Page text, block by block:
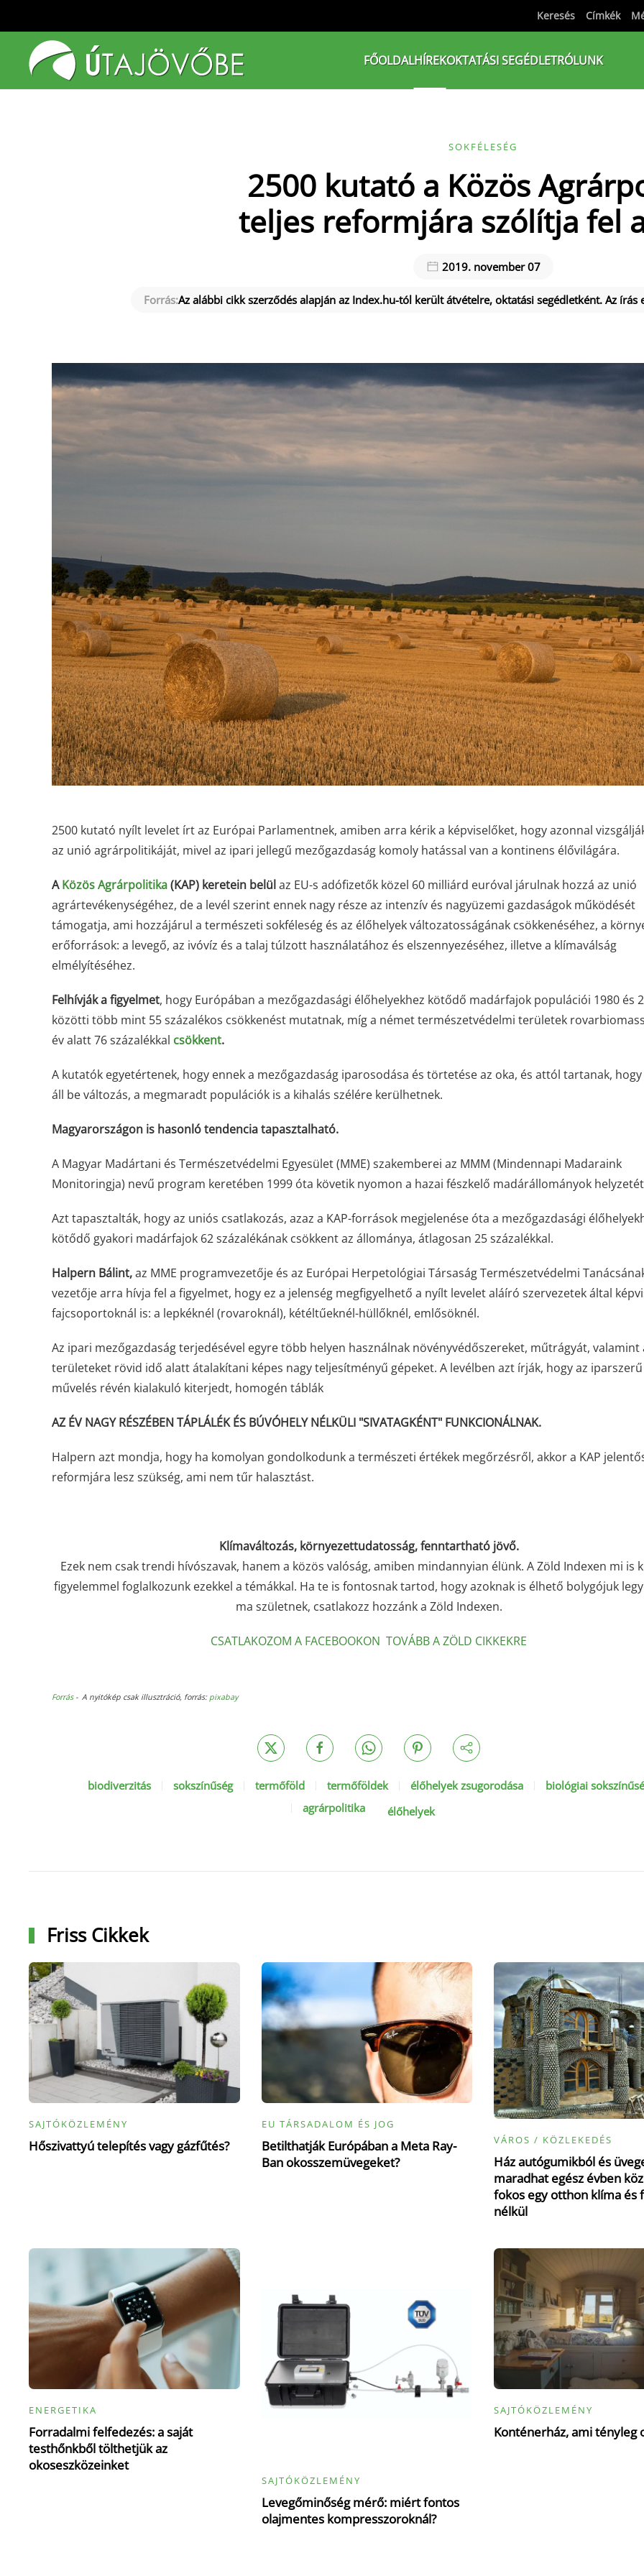
Fő tartalom átugrása
Keresés Címkék
FŐOLDALHÍREKOKTATÁSI SEGÉDLETRÓLUNK
SOKFÉLESÉG
2500 kutató a Közös
teljes reformjára szólítja fel
2019. november 07
Forrás:Az alábbi cikk szerződés alapján az Index.hu-tól került átvételre, oktatási segédletként. Az
2500 kutató nyílt levelet írt az Európai Parlamentnek, amiben arra kérik a képviselőket, hogy azonnal
az unió agrárpolitikáját, mivel az ipari jellegű mezőgazdaság komoly hatással van a kontinens élővilágára.
AKözös Agrárpolitika(KAP) keretein belülaz EU-s adófizetők közel 60 milliárd euróval járulnak hozzá az unió
agrártevékenységéhez, de a levél szerint ennek nagy része az intenzív és nagyüzemi gazdaságok működését
támogatja, ami hozzájárul a természeti sokféleség és az élőhelyek változatosságának csökkenéséhez, a
erőforrások: a levegő, az ivóvíz és a talaj túlzott használatához és elszennyezéséhez, illetve a klímaválság
elmélyítéséhez.
Felhívják a figyelmet, hogy Európában a mezőgazdasági élőhelyekhez kötődő madárfajok populációi 1980 és
közötti több mint 55 százalékos csökkenést mutatnak, míg a német természetvédelmi területek
év alatt 76 százalékkal csökkent.
A kutatók egyetértenek, hogy ennek a mezőgazdaság iparosodása és törtetése az oka, és attól tartanak,
áll be változás, a megmaradt populációk is a kihalás szélére kerülhetnek.
Magyarországon is hasonló tendencia tapasztalható.
A Magyar Madártani és Természetvédelmi Egyesület (MME) szakemberei az MMM (Mindennapi Madaraink
Monitoringja) nevű program keretében 1999 óta követik nyomon a hazai fészkelő madárállományok
Azt tapasztalták, hogy az uniós csatlakozás, azaz a KAP-források megjelenése óta a mezőgazdasági
kötődő gyakori madárfajok 62 százalékának csökkent az állománya, átlagosan 25 százalékkal.
Halpern Bálint,az MME programvezetője és az Európai Herpetológiai Társaság Természetvédelmi
vezetője arra hívja fel a figyelmet, hogy ez a jelenség megfigyelhető a nyílt levelet aláíró szervezetek által
fajcsoportoknál is: a lepkéknél (rovaroknál), kétéltűeknél-hüllőknél, emlősöknél.
Az ipari mezőgazdaság terjedésével egyre több helyen használnak növényvédőszereket, műtrágyát, valamint
területeket rövid idő alatt átalakítani képes nagy teljesítményű gépeket. A levélben azt írják, hogy az iparszerű
művelés révén kialakuló kiterjedt, homogén táblák
AZ ÉV NAGY RÉSZÉBEN TÁPLÁLÉK ÉS BÚVÓHELY NÉLKÜLI "SIVATAGKÉNT" FUNKCIONÁLNAK.
Halpern azt mondja, hogy ha komolyan gondolkodunk a természeti értékek megőrzésről, akkor a KAP
reformjára lesz szükség, ami nem tűr halasztást.
Klímaváltozás, környezettudatosság, fenntartható jövő.
Ezek nem csak trendi hívószavak, hanem a közös valóság, amiben mindannyian élünk. A Zöld Indexen mi is
figyelemmel foglalkozunk ezekkel a témákkal. Ha te is fontosnak tartod, hogy azoknak is élhető bolygójuk
ma születnek, csatlakozz hozzánk a Zöld Indexen.
CSATLAKOZOM A FACEBOOKON TOVÁBB A ZÖLD CIKKEKRE
Forrás- A nyitókép csak illusztráció, forrás: pixabay
biodiverzitás sokszínűség termőföld termőföldek élőhelyek zsugorodása
biológiai
agrárpolitika
élőhelyek
Friss Cikkek
SAJTÓKÖZLEMÉNY
Hőszivattyú telepítés vagy gázfűtés?
EU TÁRSADALOM ÉS JOG
Betilthatják Európában a Meta Ray-
Ban okosszemüvegeket?
VÁROS / KÖZLEKEDÉS
Ház autógumikból és
maradhat egész évben
fokos egy otthon klíma és
nélkül
ENERGETIKA
Forradalmi felfedezés: a saját
testhőnkből tölthetjük az
okoseszközeinket
SAJTÓKÖZLEMÉNY
Levegőminőség mérő: miért fontos
olajmentes kompresszoroknál?
SAJTÓKÖZLEMÉNY
Konténerház, ami tényleg